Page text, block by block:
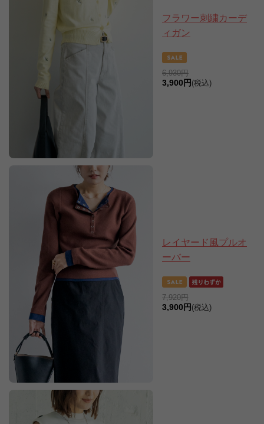
フラワー刺繍カーデ
ィガン
6,930円
3,900円 (税込)
レイヤード風プルオ
ーバー
7,920円
3,900円 (税込)